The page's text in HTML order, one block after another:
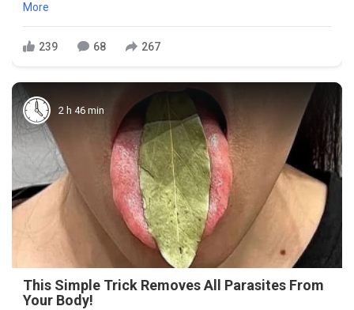
More
239 68 267
2 h 46 min
This Simple Trick Removes All Parasites From
Your Body!